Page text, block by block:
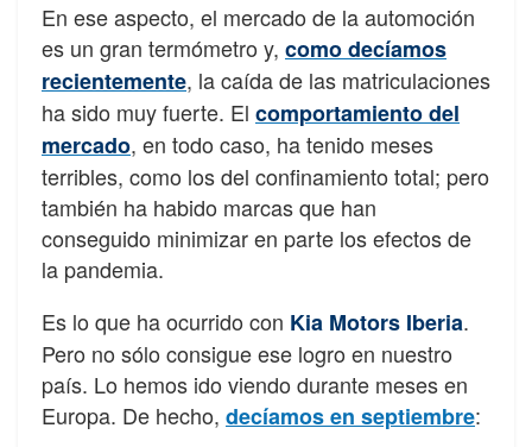
En ese aspecto, el mercado de la automoción
es un gran termómetro y, como decíamos
recientemente, la caída de las matriculaciones
ha sido muy fuerte. El comportamiento del
mercado, en todo caso, ha tenido meses
terribles, como los del confinamiento total; pero
también ha habido marcas que han
conseguido minimizar en parte los efectos de
la pandemia.
Es lo que ha ocurrido con Kia Motors Iberia.
Pero no sólo consigue ese logro en nuestro
país. Lo hemos ido viendo durante meses en
Europa. De hecho, decíamos en septiembre: